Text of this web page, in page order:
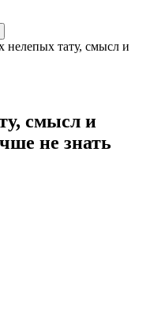
нелепых тату, смысл и
смысл и
не знать